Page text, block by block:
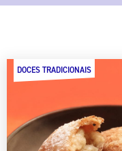
DOCES TRADICIONAIS